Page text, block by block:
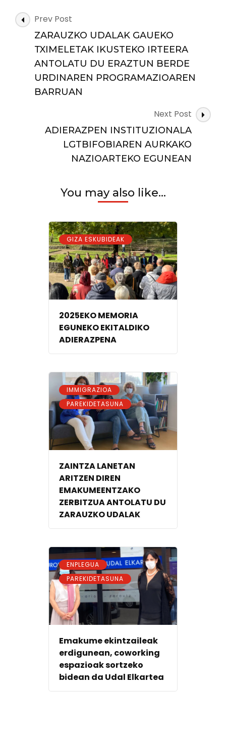
DU
MAIATZAREN
17KO
LGTBIFOBIAREN
AURKAKO
Post
Navigation
Prev Post
ZARAUZKO UDALAK GAUEKO
TXIMELETAK IKUSTEKO IRTEERA
ANTOLATU DU ERAZTUN BERDE
URDINAREN PROGRAMAZIOAREN
BARRUAN
Next Post
ADIERAZPEN INSTITUZIONALA
LGTBIFOBIAREN AURKAKO
NAZIOARTEKO EGUNEAN
You may also like...
GIZA ESKUBIDEAK
2025EKO MEMORIA
EGUNEKO EKITALDIKO
ADIERAZPENA
IMMIGRAZIOA ,
PAREKIDETASUNA
ZAINTZA LANETAN
ARITZEN DIREN
EMAKUMEENTZAKO
ZERBITZUA ANTOLATU DU
ZARAUZKO UDALAK
ENPLEGUA ,
PAREKIDETASUNA
Emakume ekintzaileak
erdigunean, coworking
espazioak sortzeko
bidean da Udal Elkartea